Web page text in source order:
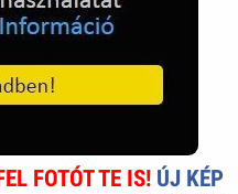
- UTAZÁS,
FOTÓT TE IS! ÚJ KÉP